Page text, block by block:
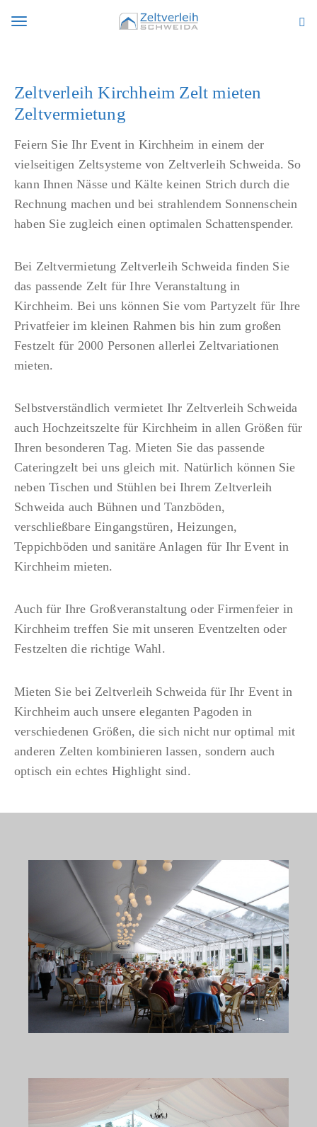
g
g
l
n
a
g
a
t
o
v
e
r
l
e
i
h
Zeltverleih Kirchheim Zelt mieten
Zeltvermietung
Feiern Sie Ihr Event in Kirchheim in einem der
vielseitigen Zeltsysteme von Zeltverleih Schweida. So
kann Ihnen Nässe und Kälte keinen Strich durch die
Rechnung machen und bei strahlendem Sonnenschein
haben Sie zugleich einen optimalen Schattenspender.
Bei Zeltvermietung Zeltverleih Schweida finden Sie
das passende Zelt für Ihre Veranstaltung in
Kirchheim. Bei uns können Sie vom Partyzelt für Ihre
Privatfeier im kleinen Rahmen bis hin zum großen
Festzelt für 2000 Personen allerlei Zeltvariationen
mieten.
Selbstverständlich vermietet Ihr Zeltverleih Schweida
auch Hochzeitszelte für Kirchheim in allen Größen für
Ihren besonderen Tag. Mieten Sie das passende
Cateringzelt bei uns gleich mit. Natürlich können Sie
neben Tischen und Stühlen bei Ihrem Zeltverleih
Schweida auch Bühnen und Tanzböden,
verschließbare Eingangstüren, Heizungen,
Teppichböden und sanitäre Anlagen für Ihr Event in
Kirchheim mieten.
Auch für Ihre Großveranstaltung oder Firmenfeier in
Kirchheim treffen Sie mit unseren Eventzelten oder
Festzelten die richtige Wahl.
Mieten Sie bei Zeltverleih Schweida für Ihr Event in
Kirchheim auch unsere eleganten Pagoden in
verschiedenen Größen, die sich nicht nur optimal mit
anderen Zelten kombinieren lassen, sondern auch
optisch ein echtes Highlight sind.